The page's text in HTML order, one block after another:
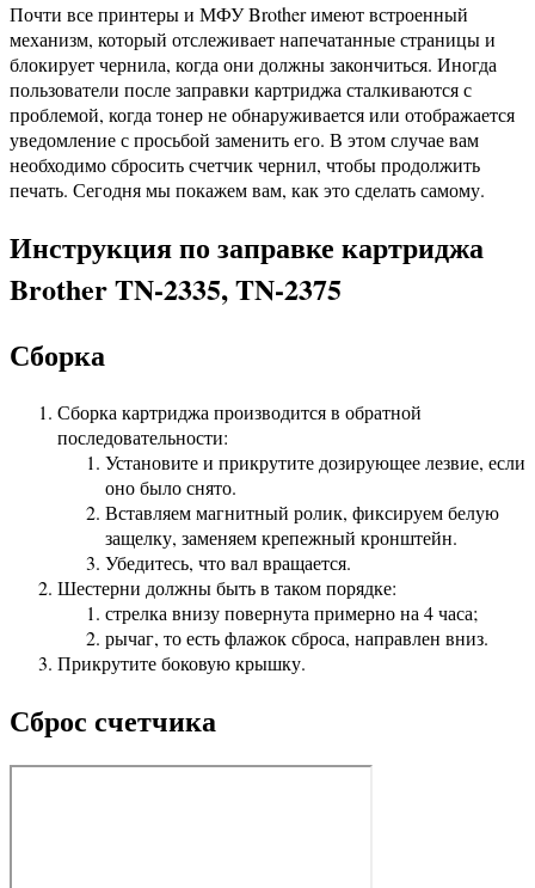
Почти все принтеры и МФУ Brother имеют встроенный
механизм, который отслеживает напечатанные страницы и
блокирует чернила, когда они должны закончиться. Иногда
пользователи после заправки картриджа сталкиваются с
проблемой, когда тонер не обнаруживается или отображается
уведомление с просьбой заменить его. В этом случае вам
необходимо сбросить счетчик чернил, чтобы продолжить
печать. Сегодня мы покажем вам, как это сделать самому.
Инструкция по заправке картриджа
Brother TN-2335, TN-2375
Сборка
Сборка картриджа производится в обратной
последовательности:
Установите и прикрутите дозирующее лезвие, если
оно было снято.
Вставляем магнитный ролик, фиксируем белую
защелку, заменяем крепежный кронштейн.
Убедитесь, что вал вращается.
Шестерни должны быть в таком порядке:
стрелка внизу повернута примерно на 4 часа;
рычаг, то есть флажок сброса, направлен вниз.
Прикрутите боковую крышку.
Сброс счетчика